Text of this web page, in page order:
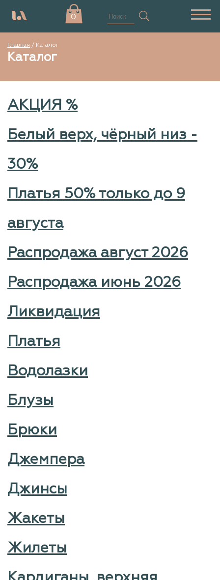
0
Главная / Каталог
Каталог
АКЦИЯ %
Белый верх, чёрный низ -
30%
Платья 50% только до 9
августа
Распродажа август 2026
Распродажа июнь 2026
Ликвидация
Платья
Водолазки
Блузы
Брюки
Джемпера
Джинсы
Жакеты
Жилеты